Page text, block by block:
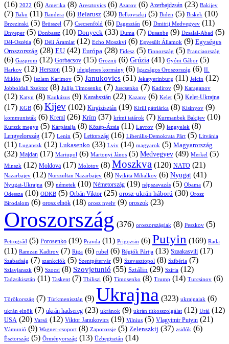
(16) 2022 (6) Amerika (8) Aresztovics (6) Azarov (6) Azerbajdzsán (23) Bakijev
(7) Baku (11) Bandera (6) Belarusz (30) Belkovszkij (5) Biden (5) Biskek (10)
Brzezinski (5) Brüsszel (7) Csecsenföld (6) Dagesztán (6) Dmitrij Medvegyev (11)
Dnyeper (5) Donbassz (10) Donyeck (33) Duma (7) Dusanbe (9) Dzsalal-Abad (5)
Dél-Oszétia (6) Déli Áramlat (12) Echo Moszkvi (6) Egyesült Államok (9) Egységes
Oroszország (28) EU (42) Európa (28) Fidesz (5) Finnország (5) Franciaország
(6) Gazprom (12) Gorbacsov (15) Groznij (6) Grúzia (41) Gyóni Gábor (5)
Harkov (12) Herszon (15) ideiglenes kormány (6) Igazságos Oroszország (6) II.
Miklós (5) Iszlam Karimov (5) Janukovics (51) Jekatyerinburg (11) Jelcin (12)
Jobboldali Szektor (8) Julija Timosenko (7) Juscsenko (7) Kadirov (9) Karaganov
(12) Katyn (8) Kaukázus (9) Kazahsztán (22) Kazany (6) Kelet (5) Kelet-Ukrajna
(17) KGB (6) Kijev (102) Kirgizisztán (19) Kirill pátriárka (8) Kisinyov (9)
kommunisták (6) Kreml (26) Krím (37) krími tatárok (7) Kurmanbek Bakijev (10)
Kurszk megye (5) Kárpátalja (8) Közép-Ázsia (11) Lavrov (9) lengyelek (8)
Lengyelország (17) Lenin (5) Lettország (16) Liberális-Demokrata Párt (5) Litvánia
(11) Luganszk (12) Lukasenko (33) Lviv (14) magyarok (5) Magyarország
(32) Majdan (17) Mariupol (6) Martonyi János (5) Medvegyev (49) Merkel (5)
Minszk (12) Moldova (17) Molotov (8) Moszkva (120) NATO (21)
Nazarbajev (12) Nurszultan Nazarbajev (8) Nyikita Mihalkov (6) Nyugat (41)
Nyugat-Ukrajna (9) németek (10) Németország (19) népszavazás (5) Obama (7)
Odessza (10) ODKB (5) Orbán Viktor (25) orosz-ukrán háború (30) Orosz
Birodalom (6) orosz elnök (18) orosz nyelv (9) oroszok (23)
Oroszország (376) oroszországiak (8) Peszkov (5)
Petrográd (5) Porosenko (19) Pravda (11) Prigozsin (6) Putyin (169) Rada
(11) Ramzan Kadirov (7) Riga (6) rubel (6) Régiók Pártja (13) Szaakasvili (17)
Szabadság (7) szankciók (5) Szentpétervár (9) Szevasztopol (8) Szibéria (7)
Szlavjanszk (9) Szocsi (8) Szovjetunió (55) Sztálin (29) Szíria (12)
Tadzsikisztán (11) Taskent (7) Tbiliszi (6) Timosenko (8) Trump (14) Turcsinov (6)
Törökország (7) Türkmenisztán (9) Ukrajna (323) ukrajnaiak (6)
ukrán elnök (7) ukrán hadsereg (23) ukránok (9) ukrán titkosszolgálat (12) Urál (12)
USA (20) Varsó (12) Viktor Janukovics (19) Vilnius (5) Vlagyimir Putyin (21)
Vámunió (9) Wagner-csoport (8) Zaporozsje (5) Zelenszkij (37) zsidók (6)
Észtország (5) Örményország (13) Üzbegisztán (14)